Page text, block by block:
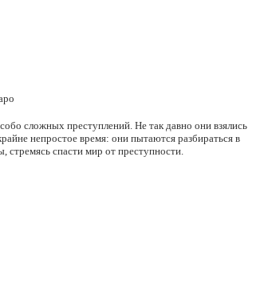
сложных преступлений. Не так давно они взялись
непростое время: они пытаются разбираться в
спасти мир от преступности.